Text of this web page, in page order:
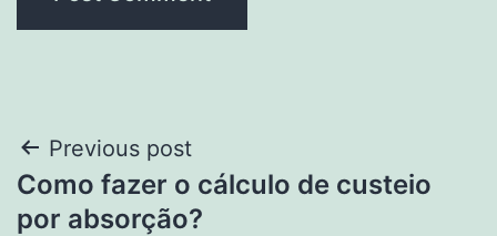
Post
navigation
Previous post
Como fazer o cálculo de custeio
por absorção?